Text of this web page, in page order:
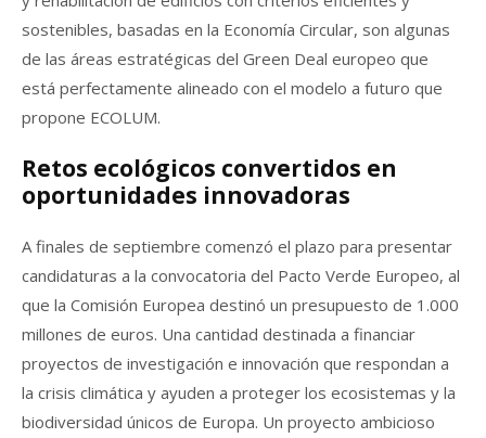
sostenibles, basadas en la Economía Circular, son algunas
de las áreas estratégicas del Green Deal europeo que
está perfectamente alineado con el modelo a futuro que
propone ECOLUM.
Retos ecológicos convertidos en
oportunidades innovadoras
A finales de septiembre comenzó el plazo para presentar
candidaturas a la convocatoria del Pacto Verde Europeo, al
que la Comisión Europea destinó un presupuesto de 1.000
millones de euros. Una cantidad destinada a financiar
proyectos de investigación e innovación que respondan a
la crisis climática y ayuden a proteger los ecosistemas y la
biodiversidad únicos de Europa. Un proyecto ambicioso